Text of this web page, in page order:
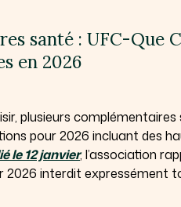
santé : UFC-Que
en 2026
plusieurs
pour 2026 incluant des
le 12 janvier, l’association
2026 interdit expressément